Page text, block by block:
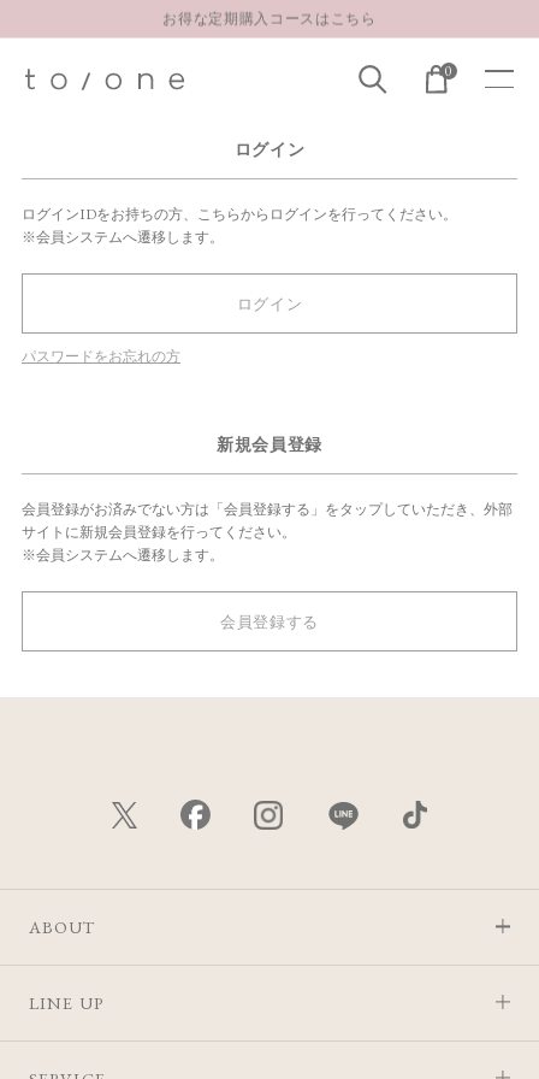
お得な定期購入コースはこちら
【重要】お盆期間中のお問い合わせと商品配送に関しまして
0
ログイン
ログインIDをお持ちの方、こちらからログインを行ってください。
※会員システムへ遷移します。
ログイン
パスワードをお忘れの方
新規会員登録
会員登録がお済みでない方は「会員登録する」をタップしていただき、外部
サイトに新規会員登録を行ってください。
※会員システムへ遷移します。
会員登録する
ABOUT
LINE UP